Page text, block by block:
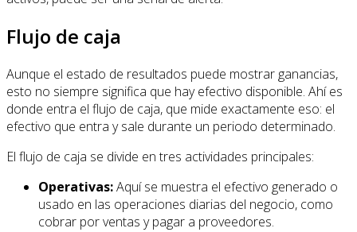
Flujo de caja
Aunque el estado de resultados puede mostrar ganancias,
esto no siempre significa que hay efectivo disponible. Ahí es
donde entra el flujo de caja, que mide exactamente eso: el
efectivo que entra y sale durante un periodo determinado.
El flujo de caja se divide en tres actividades principales:
Operativas:Aquí se muestra el efectivo generado o
usado en las operaciones diarias del negocio, como
cobrar por ventas y pagar a proveedores.